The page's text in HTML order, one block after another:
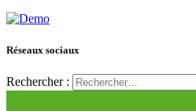
Réseaux sociaux
Rechercher :